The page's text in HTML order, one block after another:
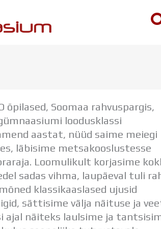
Aastaplaan
Õppekava
Ainepassid
Huviringid
Õpilastööd (UPT)
Distantsõpe
Kodukord
Projektid
Soomaa rahvuspargis,
loodusklassi
aastat, nüüd saime meiegi
läbisime metsakooslustesse
Loomulikult korjasime
sadas vihma, laupäeval tuli
klassikaaslased ujusid
sättisime välja näituse ja
ajal näiteks laulsime ja